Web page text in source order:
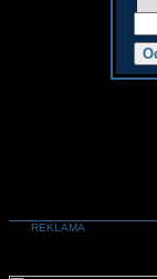
REKLAMA